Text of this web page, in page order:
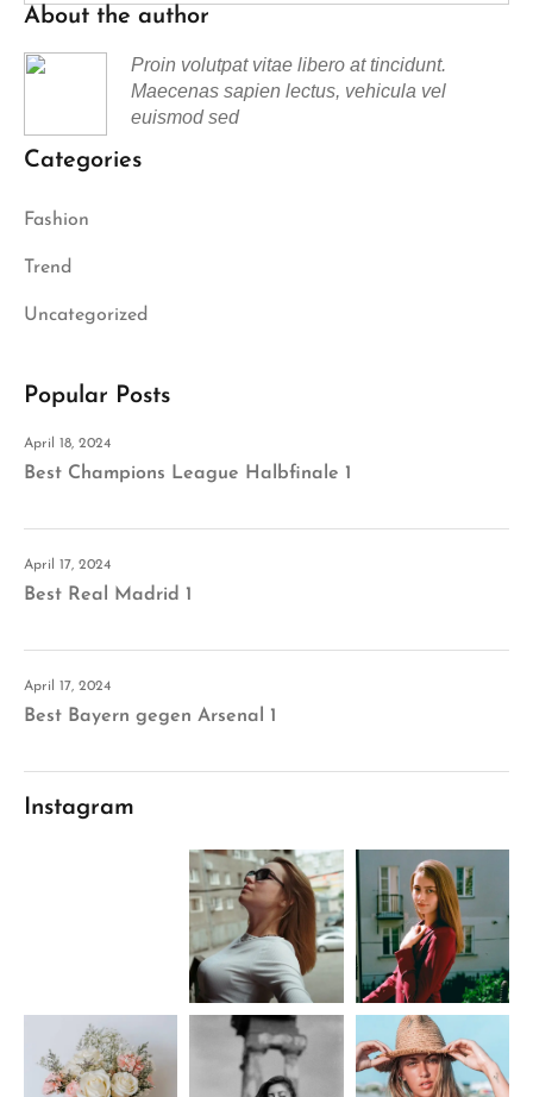
About the author
Proin volutpat vitae libero at tincidunt.
Maecenas sapien lectus, vehicula vel
euismod sed
Categories
Fashion
Trend
Uncategorized
Popular Posts
April 18, 2024
Best Champions League Halbfinale 1
April 17, 2024
Best Real Madrid 1
April 17, 2024
Best Bayern gegen Arsenal 1
Instagram